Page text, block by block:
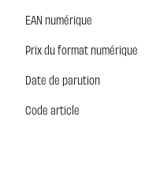
EAN numérique
Prix du format numérique
Date de parution
Code article